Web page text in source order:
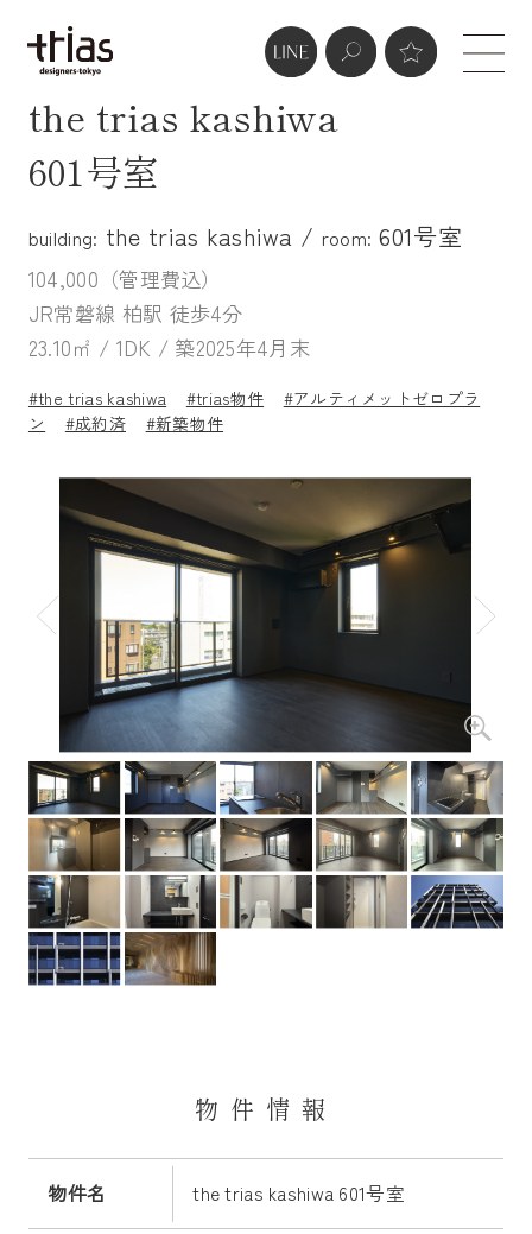
the trias kashiwa
601号室
building: the trias kashiwa / room: 601号室
104,000（管理費込）
JR常磐線 柏駅 徒歩4分
23.10㎡ / 1DK / 築2025年4月末
#the trias kashiwa #trias物件
#アルティメットゼロプラ
ン
#成約済 #新築物件
物件情報
物件名 the trias kashiwa 601号室